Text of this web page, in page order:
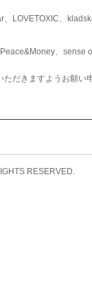
LOVETOXIC、
、sense
だきますようお願い